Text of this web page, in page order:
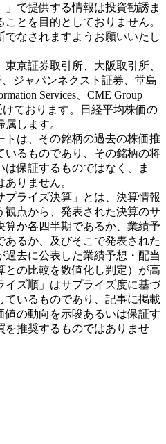
で提供する情報は投資勧誘ま
とを目的としておりません。
なされますようお願いいたし
京証券取引所、大阪取引所、
ジャパンネクスト証券、堂島
Services、CME Group
ております。日経平均株価の
します。
は、その銘柄の過去の株価推
いるものであり、その銘柄の将
保証するものではなく、ま
りません。
ライズ決算」とは、決算情報
観点から、発表された決算のサ
算か各四半期であるか、業績予
るか、及びそこで発表された
去に公表した業績予想・配当
の比較を数値化し判定）が高
イズ順」はサプライズ度に基づ
ているものであり、記事に掲載
値の動向を示唆あるいは保証す
を推奨するものではありませ